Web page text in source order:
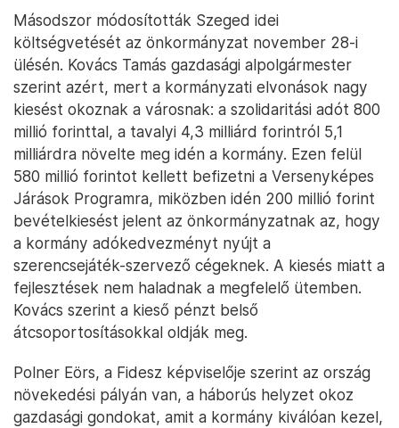
Másodszor módosították Szeged idei
költségvetését az önkormányzat november 28-i
ülésén. Kovács Tamás gazdasági alpolgármester
szerint azért, mert a kormányzati elvonások nagy
kiesést okoznak a városnak: a szolidaritási adót 800
millió forinttal, a tavalyi 4,3 milliárd forintról 5,1
milliárdra növelte meg idén a kormány. Ezen felül
580 millió forintot kellett befizetni a Versenyképes
Járások Programra, miközben idén 200 millió forint
bevételkiesést jelent az önkormányzatnak az, hogy
a kormány adókedvezményt nyújt a
szerencsejáték-szervező cégeknek. A kiesés miatt a
fejlesztések nem haladnak a megfelelő ütemben.
Kovács szerint a kieső pénzt belső
átcsoportosításokkal oldják meg.
Polner Eörs, a Fidesz képviselője szerint az ország
növekedési pályán van, a háborús helyzet okoz
gazdasági gondokat, amit a kormány kiválóan kezel,